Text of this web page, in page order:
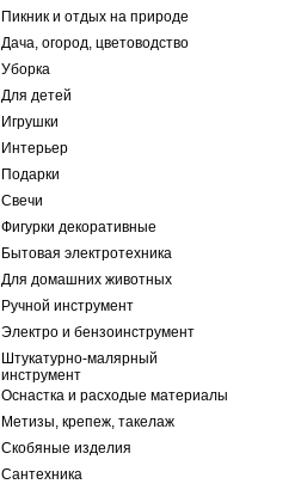
Пикник и отдых на природе
Дача, огород, цветоводство
Уборка
Для детей
Игрушки
Интерьер
Подарки
Свечи
Фигурки декоративные
Бытовая электротехника
Для домашних животных
Ручной инструмент
Электро и бензоинструмент
Штукатурно-малярный
инструмент
Оснастка и расходые материалы
Метизы, крепеж, такелаж
Скобяные изделия
Сантехника